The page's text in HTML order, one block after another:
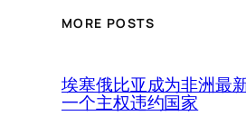
MORE POSTS
埃塞俄比亚成为非洲最
一个主权违约国家